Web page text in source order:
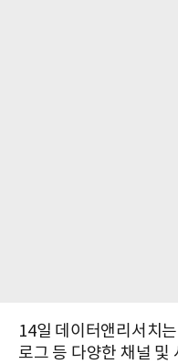
14일 데이터앤리서치
로그 등 다양한 채널 및